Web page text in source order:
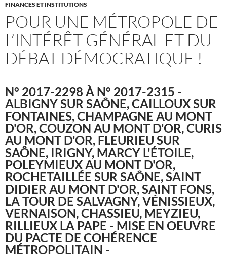
FINANCES ET INSTITUTIONS
POUR UNE MÉTROPOLE DE
L’INTÉRÊT GÉNÉRAL ET DU
DÉBAT DÉMOCRATIQUE !
N° 2017-2298 À N° 2017-2315 -
ALBIGNY SUR SAÔNE, CAILLOUX SUR
FONTAINES, CHAMPAGNE AU MONT
D'OR, COUZON AU MONT D'OR, CURIS
AU MONT D'OR, FLEURIEU SUR
SAÔNE, IRIGNY, MARCY L'ÉTOILE,
POLEYMIEUX AU MONT D'OR,
ROCHETAILLÉE SUR SAÔNE, SAINT
DIDIER AU MONT D'OR, SAINT FONS,
LA TOUR DE SALVAGNY, VÉNISSIEUX,
VERNAISON, CHASSIEU, MEYZIEU,
RILLIEUX LA PAPE - MISE EN OEUVRE
DU PACTE DE COHÉRENCE
MÉTROPOLITAIN -